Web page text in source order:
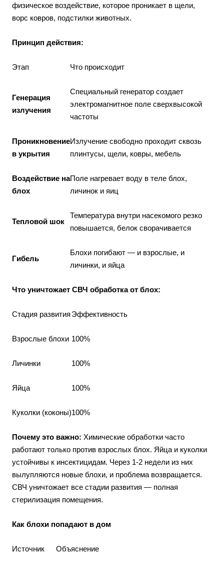
физическое воздействие, которое проникает в щели,
ворс ковров, подстилки животных.
Принцип действия:
Этап Что происходит
Генерация
излучения
Специальный генератор создает
электромагнитное поле сверхвысокой
частоты
Проникновение
в укрытия
Излучение свободно проходит сквозь
плинтусы, щели, ковры, мебель
Воздействие на
блох
Поле нагревает воду в теле блох,
личинок и яиц
Тепловой шок
Температура внутри насекомого резко
повышается, белок сворачивается
Гибель
Блохи погибают — и взрослые, и
личинки, и яйца
Что уничтожает СВЧ обработка от блох:
Стадия развития Эффективность
Взрослые блохи 100%
Личинки 100%
Яйца 100%
Куколки (коконы)100%
Почему это важно: Химические обработки часто
работают только против взрослых блох. Яйца и куколки
устойчивы к инсектицидам. Через 1-2 недели из них
вылупляются новые блохи, и проблема возвращается.
СВЧ уничтожает все стадии развития — полная
стерилизация помещения.
Как блохи попадают в дом
Источник Объяснение